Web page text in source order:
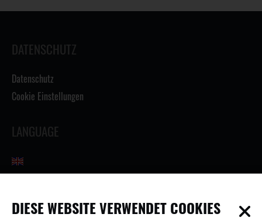
DATENSCHUTZ
Datenschutz
Cookie Einstellungen
LANGUAGE
INFORMATIONEN
DIESE WEBSITE VERWENDET COOKIES